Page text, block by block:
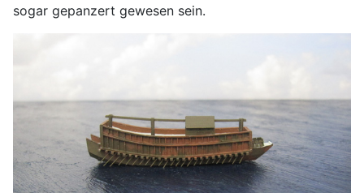
sogar gepanzert gewesen sein.